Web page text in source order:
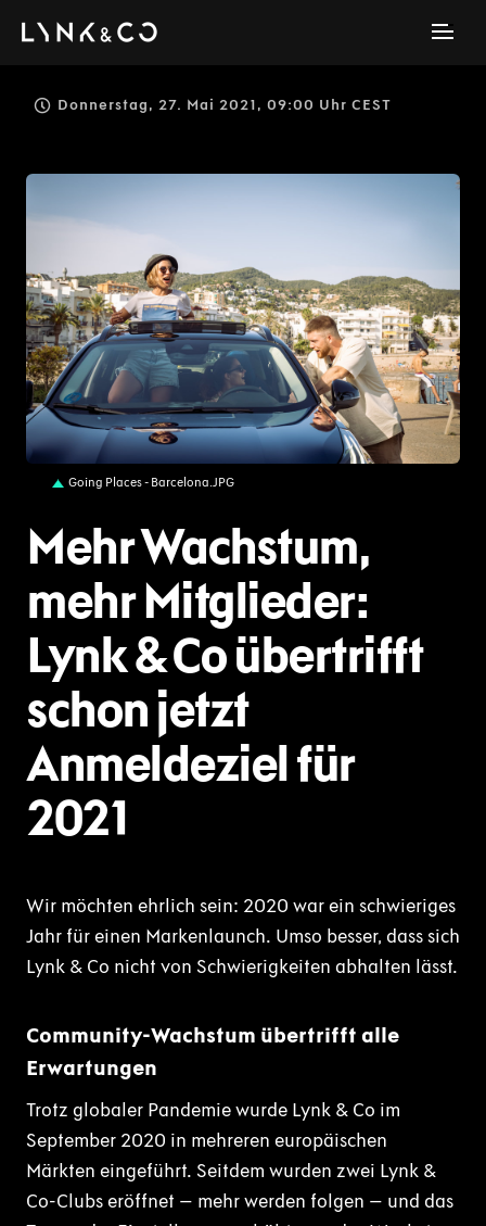
Donnerstag, 27. Mai 2021, 09:00 Uhr CEST
JPG
Going Places - Barcelona.JPG
Mehr Wachstum,
mehr Mitglieder:
Lynk & Co übertrifft
schon jetzt
Anmeldeziel für
2021
Wir möchten ehrlich sein: 2020 war ein schwieriges
Jahr für einen Markenlaunch. Umso besser, dass sich
Lynk & Co nicht von Schwierigkeiten abhalten lässt.
Community-Wachstum übertrifft alle
Erwartungen
Trotz globaler Pandemie wurde Lynk & Co im
September 2020 in mehreren europäischen
Märkten eingeführt. Seitdem wurden zwei Lynk &
Co-Clubs eröffnet – mehr werden folgen – und das